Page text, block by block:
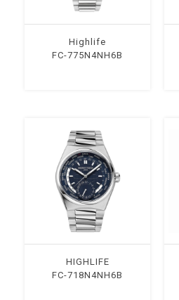
Highlife
FC-775N4NH6B
HIGHLIFE
FC-718N4NH6B